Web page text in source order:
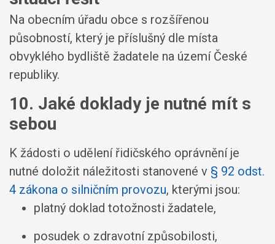
Na obecním úřadu obce s rozšířenou
působností, který je příslušný dle místa
obvyklého bydliště žadatele na území České
republiky.
10. Jaké doklady je nutné mít s
sebou
K žádosti o udělení řidičského oprávnění je
nutné doložit náležitosti stanovené v § 92 odst.
4 zákona o silničním provozu, kterými jsou:
platný doklad totožnosti žadatele,
posudek o zdravotní způsobilosti,